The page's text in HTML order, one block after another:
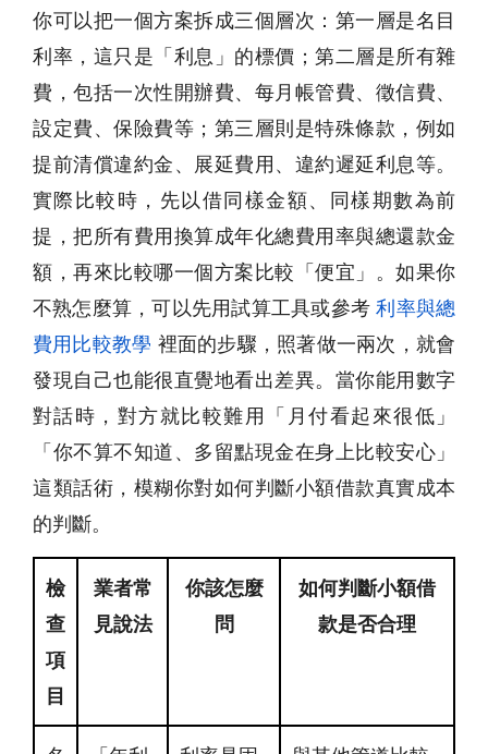
你可以把一個方案拆成三個層次：第一層是名目
利率，這只是「利息」的標價；第二層是所有雜
費，包括一次性開辦費、每月帳管費、徵信費、
設定費、保險費等；第三層則是特殊條款，例如
提前清償違約金、展延費用、違約遲延利息等。
實際比較時，先以借同樣金額、同樣期數為前
提，把所有費用換算成年化總費用率與總還款金
額，再來比較哪一個方案比較「便宜」。如果你
不熟怎麼算，可以先用試算工具或參考利率與總
費用比較教學 裡面的步驟，照著做一兩次，就會
發現自己也能很直覺地看出差異。當你能用數字
對話時，對方就比較難用「月付看起來很低」
「你不算不知道、多留點現金在身上比較安心」
這類話術，模糊你對如何判斷小額借款真實成本
的判斷。
檢
查
項
目
業者常
見說法
你該怎麼
問
如何判斷小額借
款是否合理